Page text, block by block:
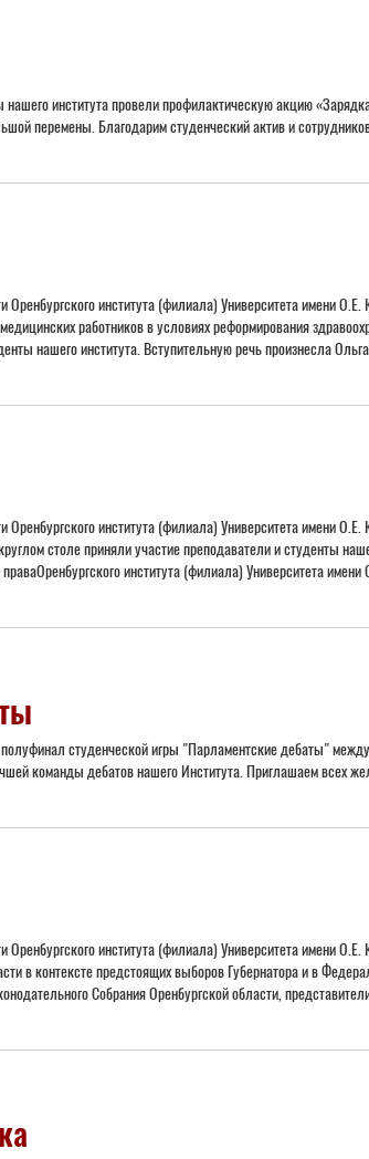
института провели профилактическую акцию
перемены. Благодарим студенческий актив и
Оренбургского института (филиала) Университета имени
работников в условиях реформирования
нашего института. Вступительную речь произнесла
Оренбургского института (филиала) Университета имени
столе приняли участие преподаватели и студенты
института (филиала) Университета
студенческой игры "Парламентские дебаты"
команды дебатов нашего Института. Приглашаем всех
Оренбургского института (филиала) Университета имени
в контексте предстоящих выборов Губернатора и в
Собрания Оренбургской области,